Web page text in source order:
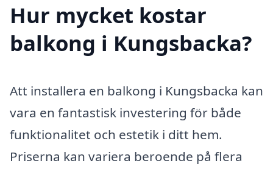
Hur mycket kostar
balkong i Kungsbacka?
Att installera en balkong i Kungsbacka kan
vara en fantastisk investering för både
funktionalitet och estetik i ditt hem.
Priserna kan variera beroende på flera